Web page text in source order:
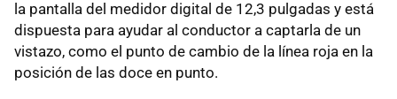
la pantalla del medidor digital de 12,3 pulgadas y está
dispuesta para ayudar al conductor a captarla de un
vistazo, como el punto de cambio de la línea roja en la
posición de las doce en punto.